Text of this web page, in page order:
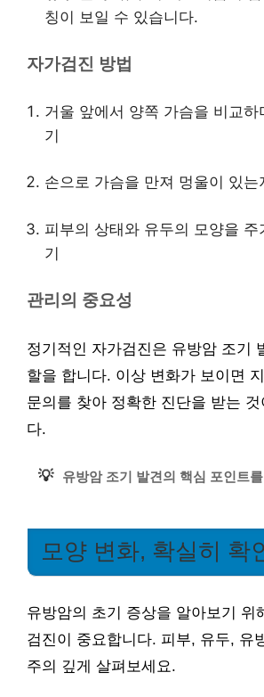
칭이 보일 수 있습니다.
자가검진 방법
거울 앞에서 양쪽 가슴을 비교
기
손으로 가슴을 만져 멍울이 있는
피부의 상태와 유두의 모양을
기
관리의 중요성
정기적인 자가검진은 유방암 조기
할을 합니다. 이상 변화가 보이면
문의를 찾아 정확한 진단을 받는 것
다.
💡 유방암 조기 발견의 핵심 포인트
모양 변화, 확실히 확
유방암의 초기 증상을 알아보기 위
검진이 중요합니다. 피부, 유두, 유
주의 깊게 살펴보세요.